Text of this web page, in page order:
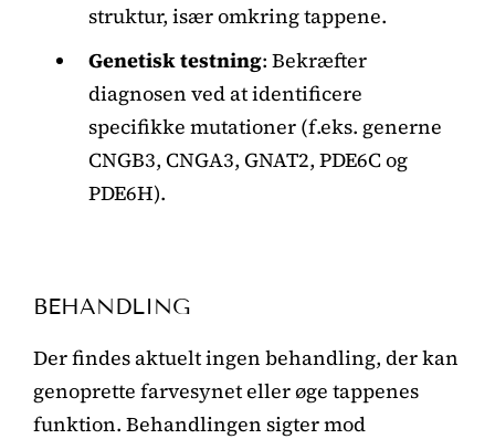
struktur, især omkring tappene.
Genetisk testning: Bekræfter
diagnosen ved at identificere
specifikke mutationer (f.eks. generne
CNGB3, CNGA3, GNAT2, PDE6C og
PDE6H).
BEHANDLING
Der findes aktuelt ingen behandling, der kan
genoprette farvesynet eller øge tappenes
funktion. Behandlingen sigter mod